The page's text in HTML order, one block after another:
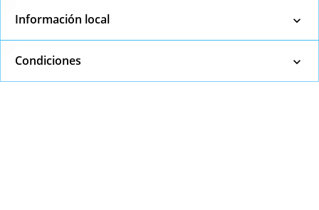
Información local
Condiciones